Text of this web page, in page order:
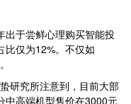
出于尝鲜心理购买智能投
比仅为12%。不仅如
研究所注意到，目前大部
中高端机型售价在3000元